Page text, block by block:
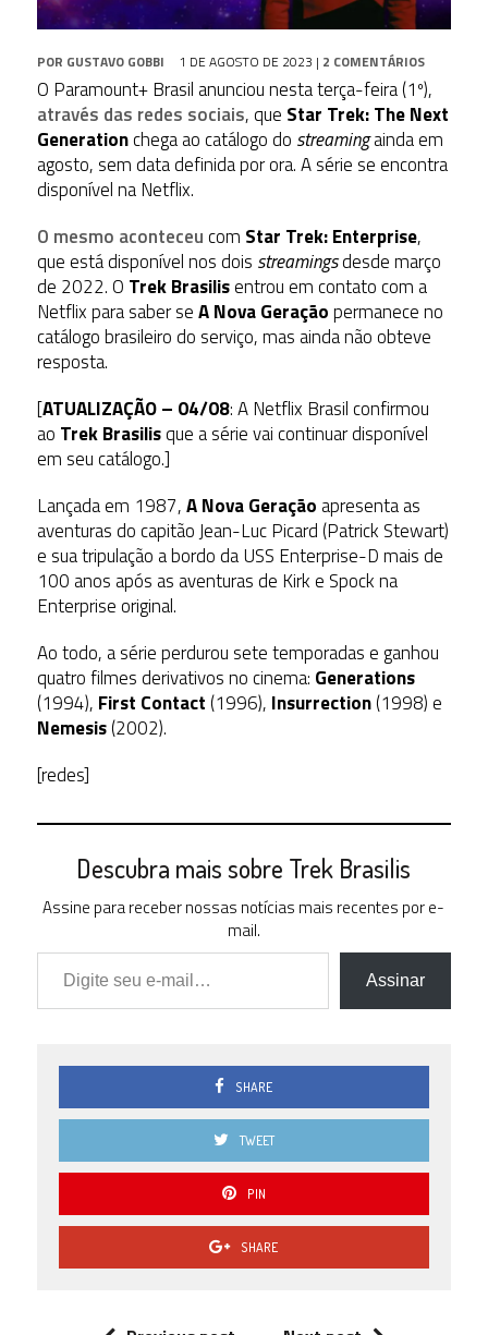
POR GUSTAVO GOBBI 1 DE AGOSTO DE 2023 | 2 COMENTÁRIOS
O Paramount+ Brasil anunciou nesta terça-feira (1º),
através das redes sociais, que Star Trek: The Next
Generationchega ao catálogo do streamingainda em
agosto, sem data definida por ora. A série se encontra
disponível na Netflix.
O mesmo aconteceucom Star Trek: Enterprise,
que está disponível nos dois streamingsdesde março
de 2022. O Trek Brasilisentrou em contato com a
Netflix para saber seA Nova Geraçãopermanece no
catálogo brasileiro do serviço, mas ainda não obteve
resposta.
[ATUALIZAÇÃO – 04/08: A Netflix Brasil confirmou
ao Trek Brasilisque a série vai continuar disponível
em seu catálogo.]
Lançada em 1987,A Nova Geração apresenta as
aventuras do capitão Jean-Luc Picard (Patrick Stewart)
e sua tripulação a bordo da USS Enterprise-D mais de
100 anos após as aventuras de Kirk e Spock na
Enterprise original.
Ao todo, a série perdurou sete temporadas e ganhou
quatro filmes derivativos no cinema: Generations
(1994), First Contact (1996), Insurrection(1998) e
Nemesis(2002).
[redes]
Descubra mais sobre Trek Brasilis
Assine para receber nossas notícias mais recentes por e-
mail.
Digite seu e-mail…
Assinar
SHARE
TWEET
PIN
SHARE